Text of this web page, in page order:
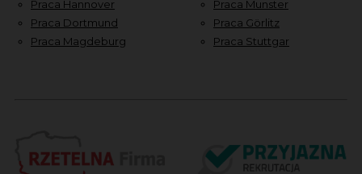
Praca Hannover
Praca Dortmund
Praca Magdeburg
Praca Munster
Praca Görlitz
Praca Stuttgar